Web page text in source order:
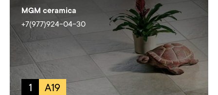
MGM ceramica
+7(977)924-04-30
1 A19